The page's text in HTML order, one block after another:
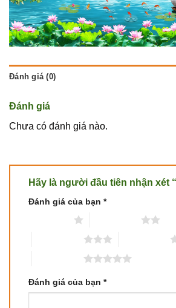
Đánh giá (0)
Đánh giá
Chưa có đánh giá nào.
Hãy là người đầu tiên nhận xét
Đánh giá của bạn *
Đánh giá của bạn *